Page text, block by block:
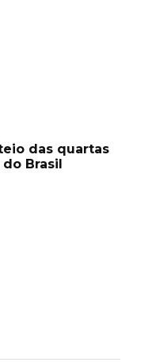
das quartas
Brasil